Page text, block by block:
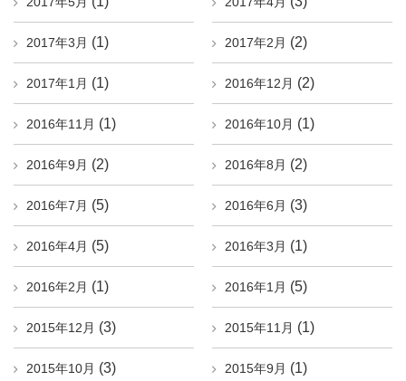
2017年3月 (1) 2017年2月 (2)
2017年1月 (1) 2016年12月 (2)
2016年11月 (1) 2016年10月 (1)
2016年9月 (2) 2016年8月 (2)
2016年7月 (5) 2016年6月 (3)
2016年4月 (5) 2016年3月 (1)
2016年2月 (1) 2016年1月 (5)
2015年12月 (3) 2015年11月 (1)
2015年10月 (3) 2015年9月 (1)